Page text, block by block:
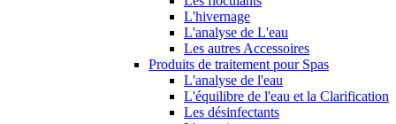
L'hivernage
L'analyse de L'eau
Les autres Accessoires
Produits de traitement pour Spas
L'analyse de l'eau
L'équilibre de l'eau et la Clarification
Les désinfectants